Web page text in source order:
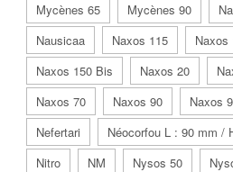
Mycènes 65
Mycènes 90
Nausicaa
Naxos 115 Naxos
Naxos 150 Bis
Naxos 20
Naxos 70
Naxos 90 Naxos
Nefertari
Néocorfou L : 90 mm /
Nitro
NM Nysos 50